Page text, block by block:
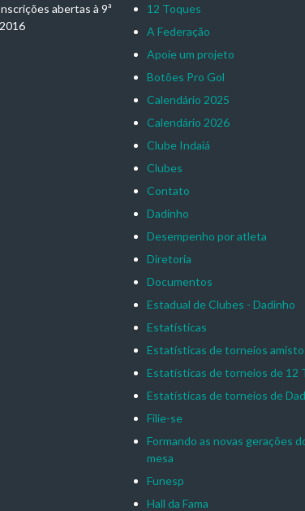
abertas à 9ª
12 Toques
A Federação
Apoie um projeto
Botões Pro Gol
Calendário 2025
Calendário 2026
Clube Indaiá
Clubes
Contato
Dadinho
Desempenho por atleta
Diretoria
Documentos
Estadual de Clubes - Dadinho
Estatísticas
Estatísticas de torneios
Estatísticas de torneios de 12
Estatísticas de torneios de
Filie-se
Formando as novas gerações
mesa
Funesp
Hall da Fama